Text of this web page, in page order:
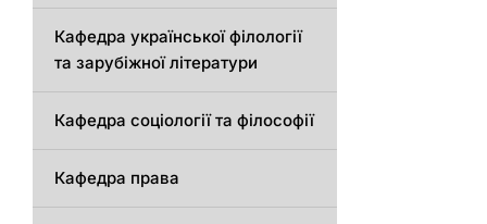
Кафедра української філології
та зарубіжної літератури
Кафедра соціології та філософії
Кафедра права